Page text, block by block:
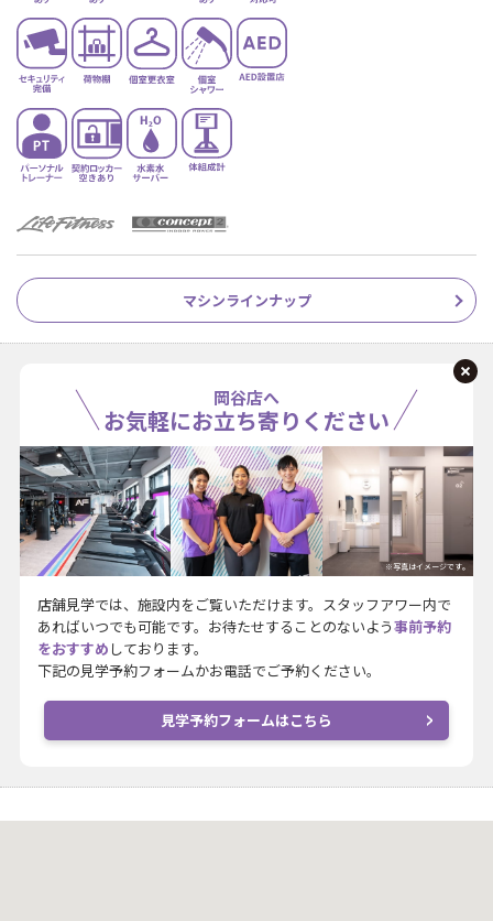
マシンラインナップ
岡谷店へ
お気軽にお立ち寄りください
※写真はイメージです。
店舗見学では、施設内をご覧いただけます。スタッフアワー内で
あればいつでも可能です。お待たせすることのないよう事前予約
をおすすめ しております。
下記の見学予約フォームかお電話でご予約ください。
見学予約フォームはこちら